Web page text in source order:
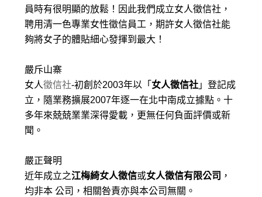
員時有很明顯的放鬆！因此我們成立女人徵信社，
聘用清一色專業女性徵信員工，期許女人徵信社能
夠將女子的體貼細心發揮到最大 ！
嚴斥山寨
女人徵信社-初創於2003年以「 女人徵信社 」登記成
立，隨業務擴展2007年逐一在北中南成立據點。十
多年來兢兢業業深得愛載，更無任何負面評價或新
聞。
嚴正聲明
近年成立之江梅綺女人徵信或女人徵信有限公司 ，
均非本 公司，相關咎責亦與本公司無關。